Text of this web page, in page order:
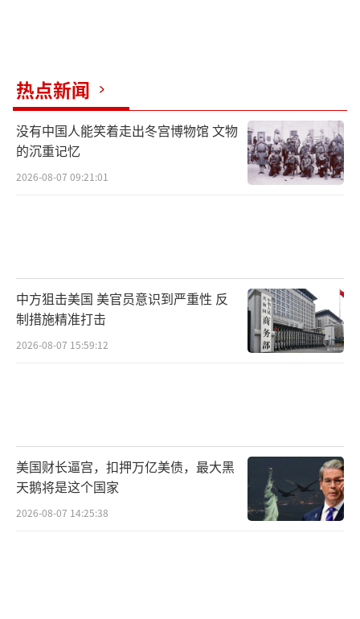
热点新闻
没有中国人能笑着走出冬宫博物馆 文物
的沉重记忆
2026-08-07 09:21:01
中方狙击美国 美官员意识到严重性 反
制措施精准打击
2026-08-07 15:59:12
美国财长逼宫，扣押万亿美债，最大黑
天鹅将是这个国家
2026-08-07 14:25:38